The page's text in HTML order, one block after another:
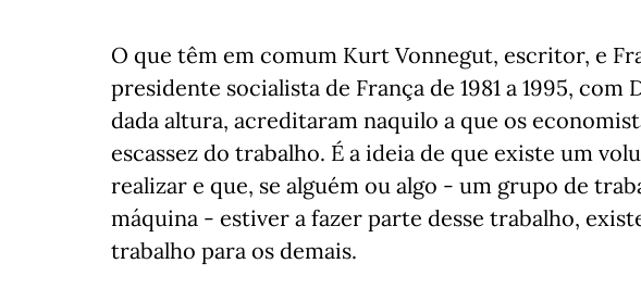
O que têm em comum Kurt Vonnegut, escritor, e
presidente socialista de França de 1981 a 1995, com
dada altura, acreditaram naquilo a que os
escassez do trabalho. É a ideia de que existe um
realizar e que, se alguém ou algo - um grupo de
máquina - estiver a fazer parte desse trabalho,
trabalho para os demais.